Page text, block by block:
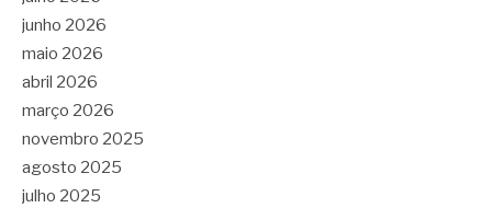
junho 2026
maio 2026
abril 2026
março 2026
novembro 2025
agosto 2025
julho 2025